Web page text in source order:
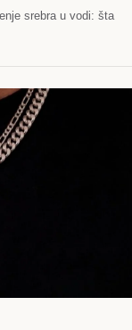
srebra u vodi: šta